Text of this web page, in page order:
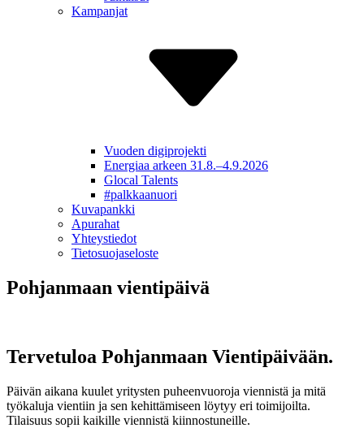
Kampanjat
Vuoden digiprojekti
Energiaa arkeen 31.8.–4.9.2026
Glocal Talents
#palkkaa­nuori
Kuvapankki
Apurahat
Yhteys­tiedot
Tietosuoja­seloste
Pohjanmaan vientipäivä
Tervetuloa Pohjanmaan Vientipäivään.
Päivän aikana kuulet yritysten puheenvuoroja viennistä ja mitä
työkaluja vientiin ja sen kehittämiseen löytyy eri toimijoilta.
Tilaisuus sopii kaikille viennistä kiinnostuneille.